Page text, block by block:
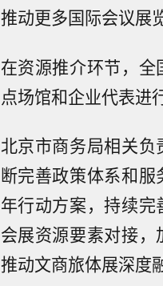
推动更多国际会议展
在资源推介环节，
点场馆和企业代表进
北京市商务局相关
断完善政策体系和
年行动方案，持续
会展资源要素对接，
推动文商旅体展深度